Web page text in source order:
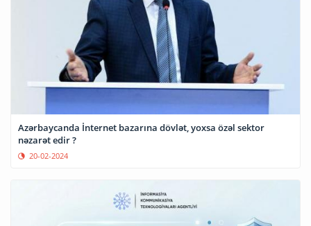
Azərbaycanda İnternet bazarına dövlət, yoxsa özəl sektor
nəzarət edir ?
20-02-2024